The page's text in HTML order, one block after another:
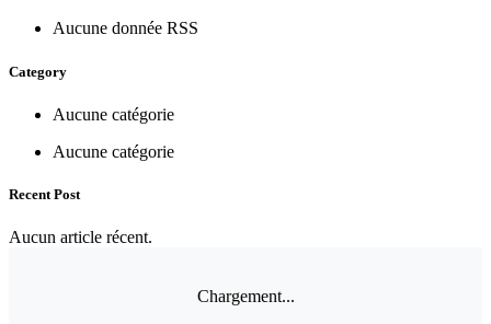
Aucune donnée RSS
Category
Aucune catégorie
Aucune catégorie
Recent Post
Aucun article récent.
Chargement...